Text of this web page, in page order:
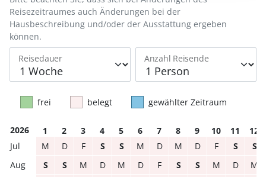
Reisedauer Anzahl Reisende
Reisezeitraumes auch Änderungen bei der
Hausbeschreibung und/oder der Ausstattung ergeben
können.
frei belegt gewählter Zeitraum
2026 1 2 3 4 5 6 7 8 9 10 11
12
M
D F S S M D M D F S
S
S
S M D M D F S S M D
M